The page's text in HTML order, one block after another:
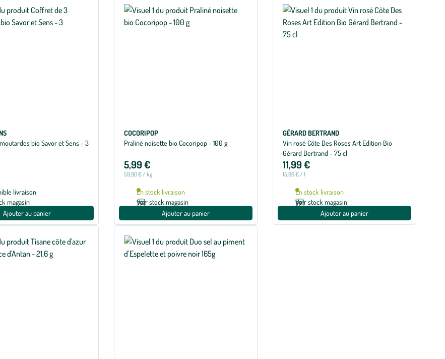
bio Savor et Sens - 3
livraison
magasin
Ajouter au panier
COCORIPOP
Praliné noisette bio Cocoripop - 100 g
5,99 €
59,90 € / kg
En stock livraison
Voir stock magasin
Ajouter au panier
GÉRARD BERTRAND
Vin rosé Côte Des Roses Art Edition Bio
Gérard Bertrand - 75 cl
11,99 €
15,99 € / l
En stock livraison
Voir stock magasin
Ajouter au panier